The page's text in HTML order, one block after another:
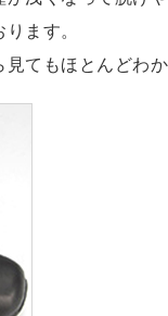
ます。
てもほとんどわ